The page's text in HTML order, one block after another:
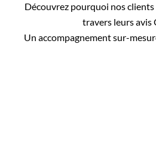
Découvrez pourquoi nos
travers leurs avis
Un accompagnement sur-